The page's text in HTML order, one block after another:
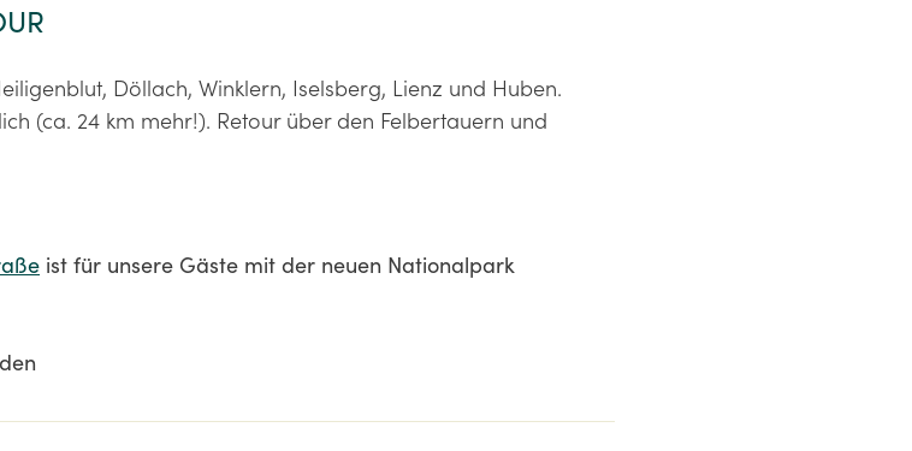
Döllach, Winklern, Iselsberg, Lienz und Huben.
(ca. 24 km mehr!). Retour über den Felbertauern und
ist für unsere Gäste mit der neuen Nationalpark